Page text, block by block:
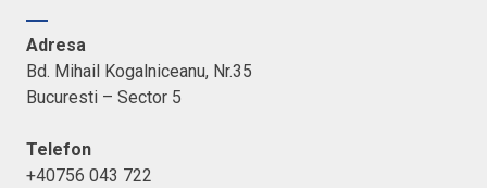
Adresa
Bd. Mihail Kogalniceanu, Nr.35
Bucuresti – Sector 5
Telefon
+40756 043 722